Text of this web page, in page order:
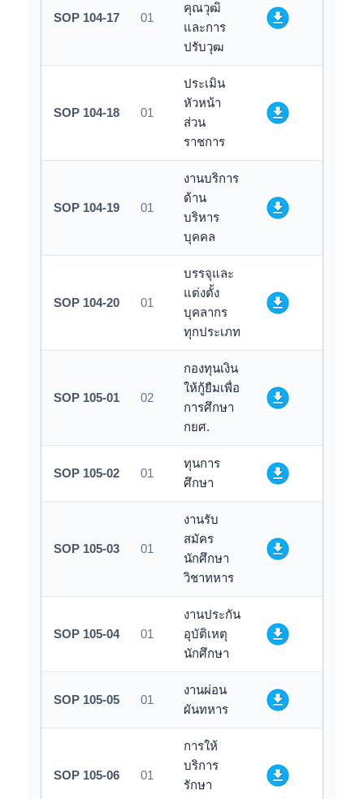
SOP 104-17 01
คุณวุฒิ
และการ
ปรับวุฒ
SOP 104-18 01
ประเมิน
หัวหน้า
ส่วน
ราชการ
SOP 104-19 01
งานบริการ
ด้าน
บริหาร
บุคคล
SOP 104-20 01
บรรจุและ
แต่งตั้ง
บุคลากร
ทุกประเภท
SOP 105-01 02
กองทุนเงิน
ให้กู้ยืมเพื่อ
การศึกษา
กยศ.
SOP 105-02 01
ทุนการ
ศึกษา
SOP 105-03 01
งานรับ
สมัคร
นักศึกษา
วิชาทหาร
SOP 105-04 01
งานประกัน
อุบัติเหตุ
นักศึกษา
SOP 105-05 01
งานผ่อน
ผันทหาร
SOP 105-06 01
การให้
บริการ
รักษา